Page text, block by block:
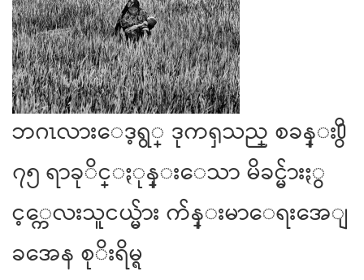
ဘဂၤလားေဒ့ရွ္ ဒုကၡသည္ စခန္း႐ွိ
၇၅ ရာခုိင္ႏုန္းေသာ မိခင္မ်ားႏွ
င့္ကေလးသူငယ္မ်ား က်န္းမာေရးအေျ
ခအေန စုိးရိမ္ရ